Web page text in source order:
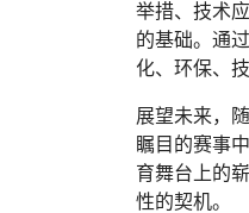
举措、技术
的基础。通
化、环保、
展望未来，
瞩目的赛事
育舞台上的
性的契机。